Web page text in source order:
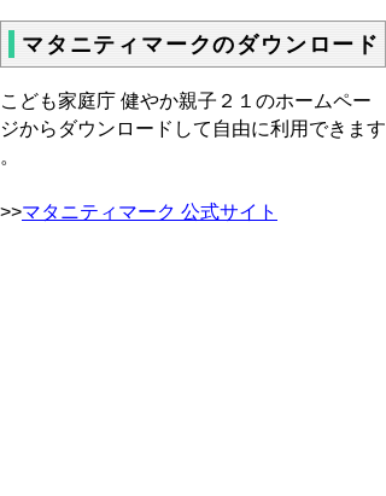
マタニティマークのダウンロード
こども家庭庁 健やか親子２１のホームペー
ジからダウンロードして自由に利用できます
。
>>マタニティマーク 公式サイト